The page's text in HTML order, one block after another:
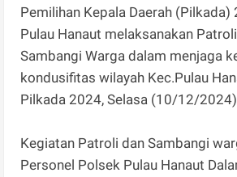
Pemilihan Kepala Daerah (Pilkada)
Pulau Hanaut melaksanakan
Sambangi Warga dalam menjaga
kondusifitas wilayah Kec.Pulau
Pilkada 2024, Selasa (10/12/
Kegiatan Patroli dan Sambangi
Personel Polsek Pulau Hanaut